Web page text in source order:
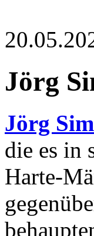
Jörg
Jörg
die es in
Harte-